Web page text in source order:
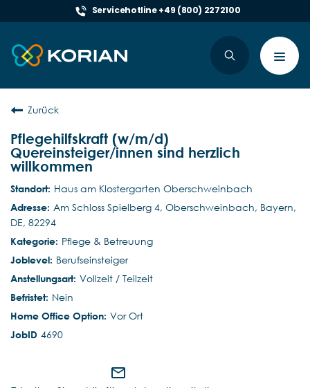
Servicehotline +49 (800) 2272100
Zurück
Pflegehilfskraft (w/m/d)
Quereinsteiger/innen sind herzlich
willkommen
Haus am Klostergarten Oberschweinbach
Am Schloss Spielberg 4, Oberschweinbach, Bayern,
DE, 82294
Pflege & Betreuung
Berufseinsteiger
Vollzeit / Teilzeit
Nein
Vor Ort
4690
mail_outline